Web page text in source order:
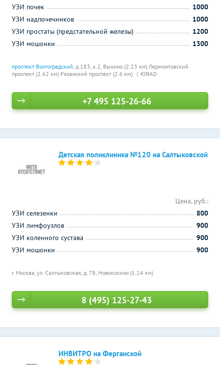
проспект Волгоградский, д.183, к.2, Выхино (2.23 км) Лермонтовский
проспект (2.62 км) Рязанский проспект (2.6 км) ЮВАО
УЗИ почек
1000
УЗИ надпочечников
1000
УЗИ простаты (предстательной железы)
1200
УЗИ мошонки
1300
+7 495 125-26-66
Детская поликлиника №120 на Салтыковской
г. Москва, ул. Салтыковская, д. 7Б, Новокосино (1.24 км)
Цена, руб.:
УЗИ селезенки
800
УЗИ лимфоузлов
900
УЗИ коленного сустава
900
УЗИ мошонки
900
8 (495) 125-27-43
ИНВИТРО на Ферганской